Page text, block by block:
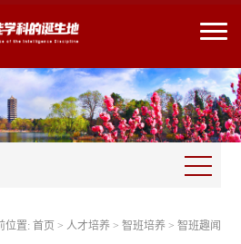
位置: 首页 > 人才培养 > 智班培养 > 智班趣闻